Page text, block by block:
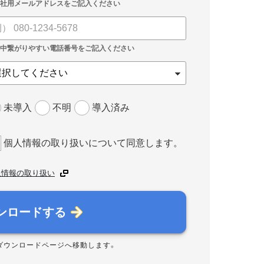
未導入 不明 導入済み
個人情報の取り扱いについて同意します。
報の取り扱い
ロードする
ウンロードページへ移動します。